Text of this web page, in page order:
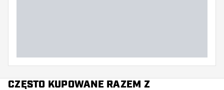
CZĘSTO KUPOWANE RAZEM Z